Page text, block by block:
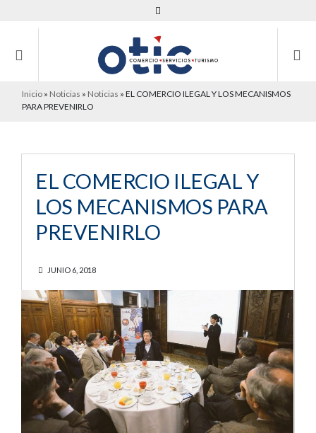
Inicio » Noticias » Noticias » EL COMERCIO ILEGAL Y LOS MECANISMOS
PARA PREVENIRLO
EL COMERCIO ILEGAL Y
LOS MECANISMOS PARA
PREVENIRLO
JUNIO 6, 2018